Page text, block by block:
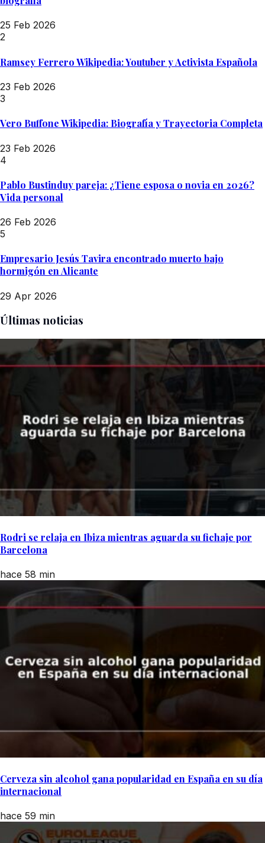
25 Feb 2026
2
Ramsey Ferrero Wikipedia: Youtuber y Activista Española
23 Feb 2026
3
Vero Buffone Wikipedia: Biografía y Trayectoria Completa
23 Feb 2026
4
Pablo Bustinduy pareja: ¿Tiene esposa o novia en 2026?
Vida personal
26 Feb 2026
5
Empresario Jesús Tavira encontrado muerto bajo
hormigón en Alicante
29 Apr 2026
Últimas noticias
Rodri se relaja en Ibiza mientras aguarda su fichaje por
Barcelona
hace 58 min
Cerveza sin alcohol gana popularidad en España en su día
internacional
hace 59 min